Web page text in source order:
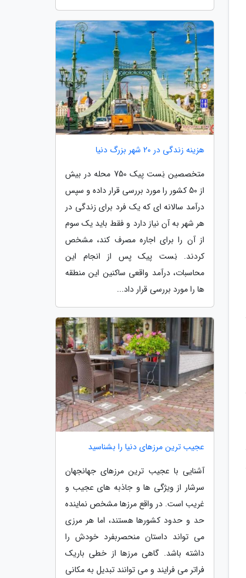
هزینه زندگی در 20 شهر بزرگ دنیا
متخصصین نِست پیک 750 محله در بیش
از 50 کشور را مورد بررسی قرار داده و سپس
درآمد سالانه ای که یک فرد برای زندگی در
هر شهر به آن نیاز دارد و فقط باید یک سوم
از آن را برای اجاره مصرف کند، مشخص
کردند. نِست پیک پس از انجام این
محاسبات، درآمد واقعی ساکنین این منطقه
ها را مورد بررسی قرار داد...
عجیب ترین مرزهای دنیا را بشناسید
آشنایی با عجیب ترین مرزهای جهانجهان
سرشار از ویژگی ها و جاذبه های عجیب و
غریب است. در واقع مرزها مشخص نماینده
حد و حدود کشورها هستند، اما هر مرزی
می تواند داستان منحصربفرد خودش را
داشته باشد. گاهی مرزها از خطی باریک
فراتر می فرایند و می توانند تبدیل به مکانی